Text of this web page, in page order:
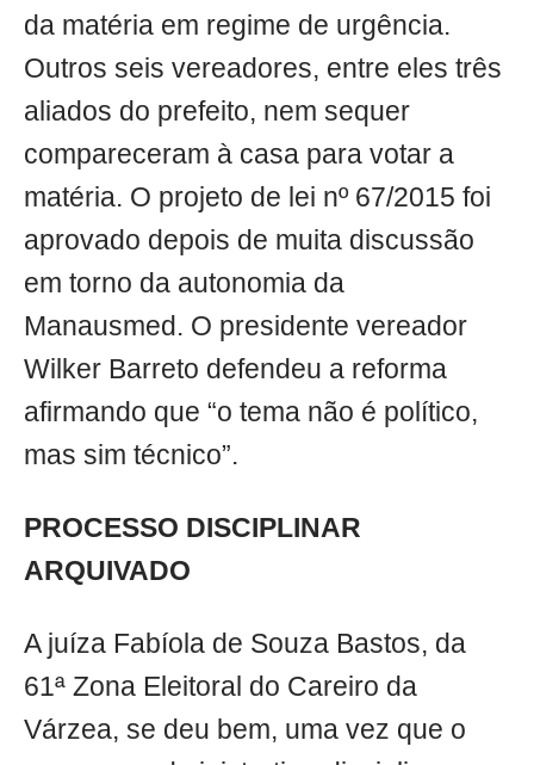
da matéria em regime de urgência.
Outros seis vereadores, entre eles três
aliados do prefeito, nem sequer
compareceram à casa para votar a
matéria. O projeto de lei nº 67/2015 foi
aprovado depois de muita discussão
em torno da autonomia da
Manausmed. O presidente vereador
Wilker Barreto defendeu a reforma
afirmando que “o tema não é político,
mas sim técnico”.
PROCESSO DISCIPLINAR
ARQUIVADO
A juíza Fabíola de Souza Bastos, da
61ª Zona Eleitoral do Careiro da
Várzea, se deu bem, uma vez que o